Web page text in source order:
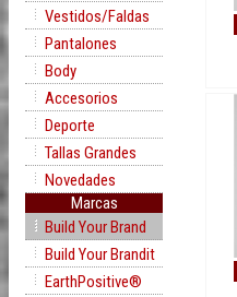
Vestidos/Faldas
Pantalones
Body
Accesorios
Deporte
Tallas Grandes
Novedades
Marcas
Build Your Brand
Build Your Brandit
EarthPositive®